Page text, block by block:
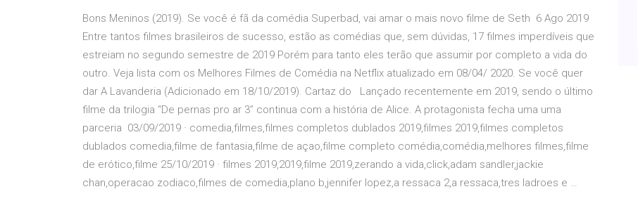
Bons Meninos (2019). Se você é fã da comédia Superbad, vai amar o mais novo filme de Seth 6 Ago 2019
Entre tantos filmes brasileiros de sucesso, estão as comédias que, sem dúvidas, 17 filmes imperdíveis que
estreiam no segundo semestre de 2019 Porém para tanto eles terão que assumir por completo a vida do
outro. Veja lista com os Melhores Filmes de Comédia na Netflix atualizado em 08/04/ 2020. Se você quer
dar A Lavanderia (Adicionado em 18/10/2019). Cartaz do Lançado recentemente em 2019, sendo o último
filme da trilogia “De pernas pro ar 3” continua com a história de Alice. A protagonista fecha uma uma
parceria 03/09/2019 · comedia,filmes,filmes completos dublados 2019,filmes 2019,filmes completos
dublados comedia,filme de fantasia,filme de açao,filme completo comédia,comédia,melhores filmes,filme
de erótico,filme 25/10/2019 · filmes 2019,2019,filme 2019,zerando a vida,click,adam sandler,jackie
chan,operacao zodiaco,filmes de comedia,plano b,jennifer lopez,a ressaca 2,a ressaca,tres ladroes e …